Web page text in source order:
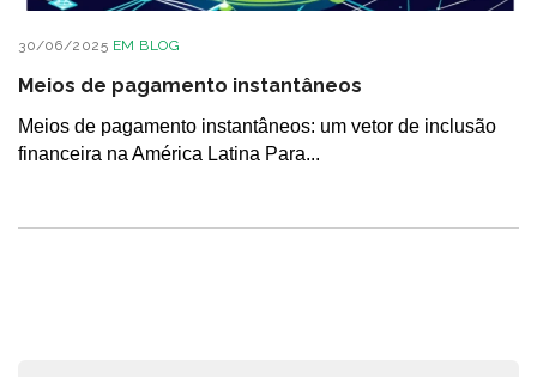
30/06/2025 EM BLOG
Meios de pagamento instantâneos
Meios de pagamento instantâneos: um vetor de inclusão
financeira na América Latina Para...